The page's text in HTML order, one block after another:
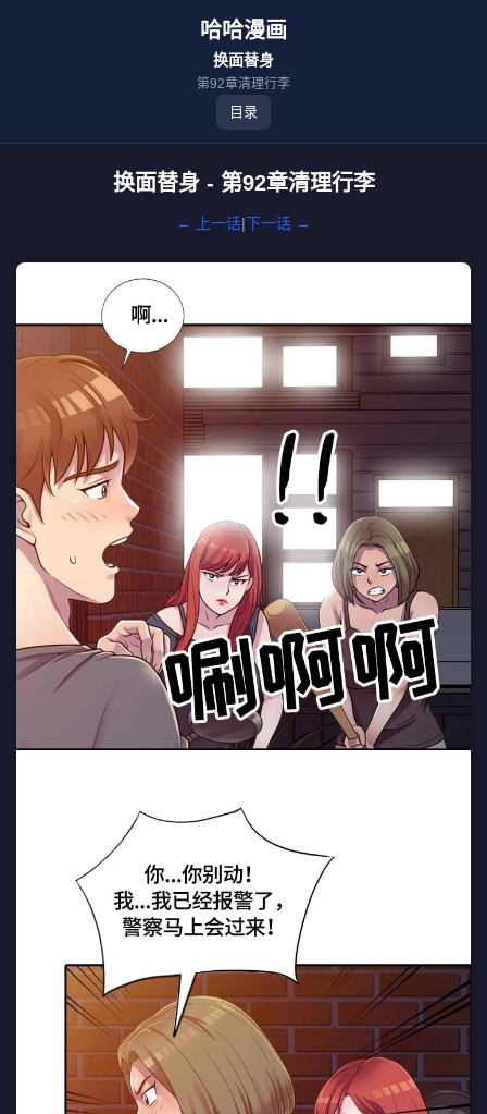
哈哈漫画
换面替身
第92章清理行李
目录
换面替身 - 第92章清理行李
← 上一话|下一话 →